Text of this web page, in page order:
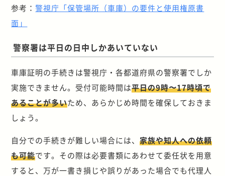
参考：警視庁「保管場所（車庫）の要件と使用権原書
面」
警察署は平日の日中しかあいていない
車庫証明の手続きは警視庁・各都道府県の警察署でしか
実施できません。受付可能時間は平日の9時〜17時頃で
あることが多いため、あらかじめ時間を確保しておきま
しょう。
自分での手続きが難しい場合には、家族や知人への依頼
も可能です。その際は必要書類にあわせて委任状を用意
すると、万が一書き損じや誤りがあった場合でも代理人